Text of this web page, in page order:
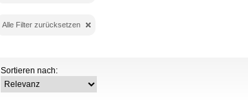
Alle Filter zurücksetzen
Sortieren nach: